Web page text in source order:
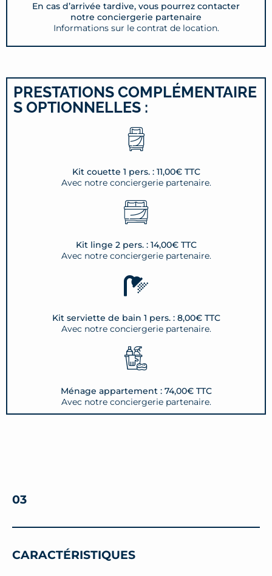
En cas d’arrivée tardive, vous pourrez contacter
notre conciergerie partenaire
Informations sur le contrat de location.
PRESTATIONS COMPLÉMENTAIRE
S OPTIONNELLES :
Kit couette 1 pers. : 11,00€ TTC
Avec notre conciergerie partenaire.
Kit linge 2 pers. : 14,00€ TTC
Avec notre conciergerie partenaire.
Kit serviette de bain 1 pers. : 8,00€ TTC
Avec notre conciergerie partenaire.
Ménage appartement : 74,00€ TTC
Avec notre conciergerie partenaire.
03
CARACTÉRISTIQUES